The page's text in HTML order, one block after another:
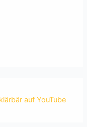
auf YouTube